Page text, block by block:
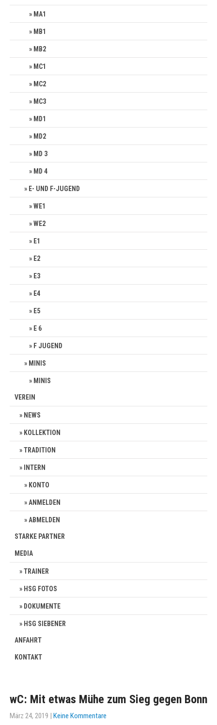
MA1
MB1
MB2
MC1
MC2
MC3
MD1
MD2
MD 3
MD 4
E- UND F-JUGEND
WE1
WE2
E1
E2
E3
E4
E5
E 6
F JUGEND
MINIS
MINIS
VEREIN
NEWS
KOLLEKTION
TRADITION
INTERN
KONTO
ANMELDEN
ABMELDEN
STARKE PARTNER
MEDIA
TRAINER
HSG FOTOS
DOKUMENTE
HSG SIEBENER
ANFAHRT
KONTAKT
wC: Mit etwas Mühe zum Sieg gegen Bonn
März 24, 2019 | Keine Kommentare